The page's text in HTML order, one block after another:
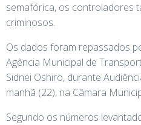
semafórica, os controladores
criminosos.
Os dados foram repassados
Agência Municipal de
Sidnei Oshiro, durante
manhã (22), na Câmara
Segundo os números